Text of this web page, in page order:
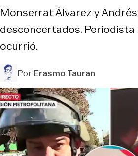
Monserrat Álvarez y
desconcertados.
ocurrió.
PorErasmo Tauran